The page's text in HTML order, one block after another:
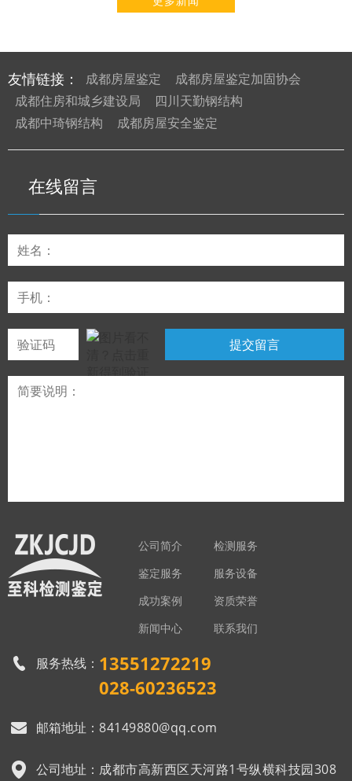
友情链接： 成都房屋鉴定
成都房屋鉴定加固协会
成都住房和城乡建设局
四川天勤钢结构
成都中琦钢结构
成都房屋安全鉴定
在线留言
公司简介
检测服务
鉴定服务
服务设备
成功案例
资质荣誉
新闻中心
联系我们
服务热线： 13551272219
028-60236523
邮箱地址： 84149880@qq.com
公司地址： 成都市高新西区天河路1号纵横科技园308